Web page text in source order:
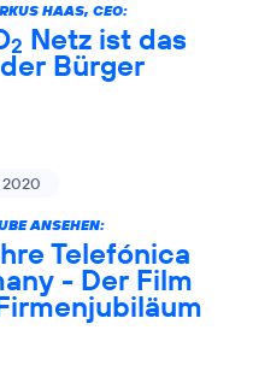
HAAS, CEO:
2 Netz ist das
Bürger
2020
ANSEHEN:
Telefónica
- Der Film